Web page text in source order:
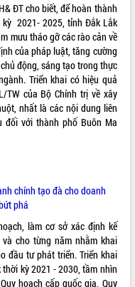
ĐT cho biết, để hoàn thành
kỳ 2021- 2025, tỉnh Đắk Lắk
mưu tháo gỡ các rào cản về
của pháp luật, tăng cường
động, sáng tạo trong thực
Triển khai có hiệu quả
TW của Bộ Chính trị về xây
nhất là các nội dung liên
đối với thành phố Buôn Ma
chính tạo đà cho doanh
phá
làm cơ sở xác định kế
cho từng năm nhằm khai
đầu tư phát triển. Triển khai
kỳ 2021 - 2030, tầm nhìn
hoạch cấp quốc gia, Quy